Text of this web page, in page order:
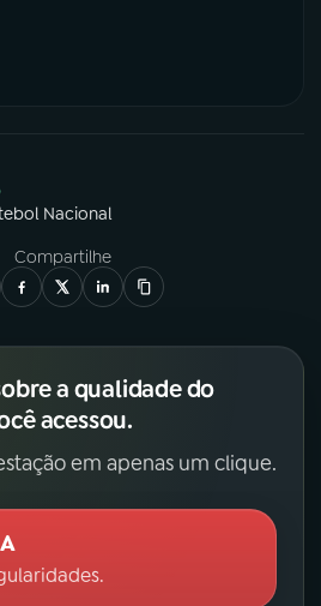
X
Nacional
Compartilhe
a qualidade do
acessou.
em apenas um clique.